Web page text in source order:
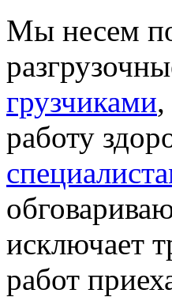
Мы несем
грузчиками
работу
исключает
работ